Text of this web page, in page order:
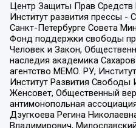
Центр Защиты Прав
Институт развития прессы -
Санкт-Петербурге Совета
Фонд поддержки свободы
Человек и Закон,
наследия академика
агентство МЕМО. РУ,
Институт Развития
Женсовет, Общественный
антимонопольная
Дзугкоева Регина
Владимирович,